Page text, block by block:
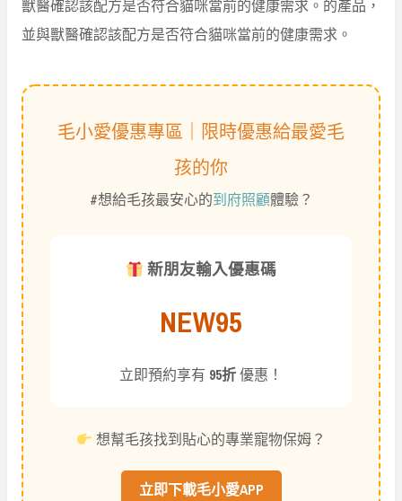
獸醫確認該配方是否符合貓咪當前的健康需求。的產品，
並與獸醫確認該配方是否符合貓咪當前的健康需求。
毛小愛優惠專區｜限時優惠給最愛毛
孩的你
#想給毛孩最安心的到府照顧體驗？
新朋友輸入優惠碼
NEW95
立即預約享有 95折優惠！
想幫毛孩找到貼心的專業寵物保姆？
立即下載毛小愛APP